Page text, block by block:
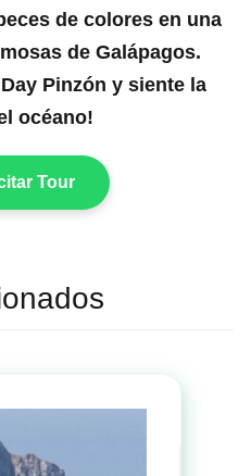
de colores en una
de Galápagos.
Pinzón y siente la
océano!
Tour